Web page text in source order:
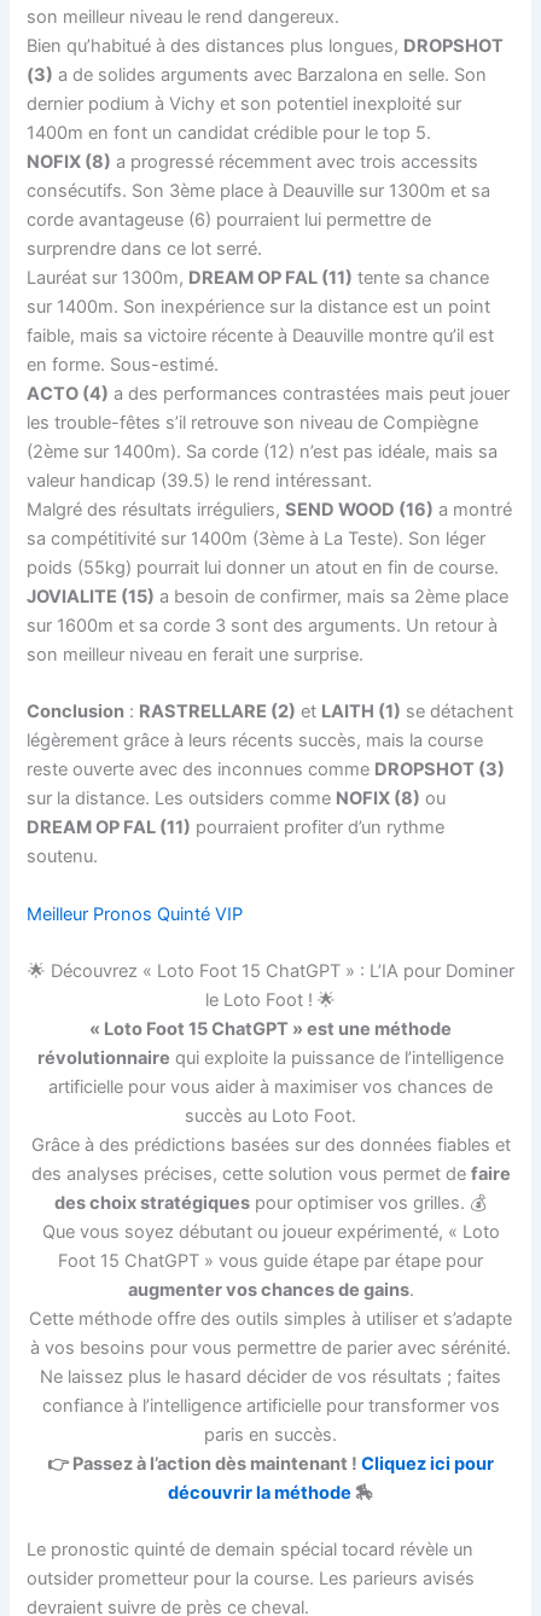
son meilleur niveau le rend dangereux.
Bien qu’habitué à des distances plus longues, DROPSHOT
(3) a de solides arguments avec Barzalona en selle. Son
dernier podium à Vichy et son potentiel inexploité sur
1400m en font un candidat crédible pour le top 5.
NOFIX (8) a progressé récemment avec trois accessits
consécutifs. Son 3ème place à Deauville sur 1300m et sa
corde avantageuse (6) pourraient lui permettre de
surprendre dans ce lot serré.
Lauréat sur 1300m, DREAM OP FAL (11) tente sa chance
sur 1400m. Son inexpérience sur la distance est un point
faible, mais sa victoire récente à Deauville montre qu’il est
en forme. Sous-estimé.
ACTO (4) a des performances contrastées mais peut jouer
les trouble-fêtes s’il retrouve son niveau de Compiègne
(2ème sur 1400m). Sa corde (12) n’est pas idéale, mais sa
valeur handicap (39.5) le rend intéressant.
Malgré des résultats irréguliers,SEND WOOD (16) a montré
sa compétitivité sur 1400m (3ème à La Teste). Son léger
poids (55kg) pourrait lui donner un atout en fin de course.
JOVIALITE (15) a besoin de confirmer, mais sa 2ème place
sur 1600m et sa corde 3 sont des arguments. Un retour à
son meilleur niveau en ferait une surprise.
Conclusion : RASTRELLARE (2) et LAITH (1) se détachent
légèrement grâce à leurs récents succès, mais la course
reste ouverte avec des inconnues comme DROPSHOT (3)
sur la distance. Les outsiders comme NOFIX (8) ou
DREAM OP FAL (11) pourraient profiter d’un rythme
soutenu.
Meilleur Pronos Quinté VIP
🌟 Découvrez « Loto Foot 15 ChatGPT » : L’IA pour Dominer
le Loto Foot ! 🌟
« Loto Foot 15 ChatGPT » est une méthode
révolutionnaire qui exploite la puissance de l’intelligence
artificielle pour vous aider à maximiser vos chances de
succès au Loto Foot.
Grâce à des prédictions basées sur des données fiables et
des analyses précises, cette solution vous permet de faire
des choix stratégiques pour optimiser vos grilles. 💰
Que vous soyez débutant ou joueur expérimenté, « Loto
Foot 15 ChatGPT » vous guide étape par étape pour
augmenter vos chances de gains.
Cette méthode offre des outils simples à utiliser et s’adapte
à vos besoins pour vous permettre de parier avec sérénité.
Ne laissez plus le hasard décider de vos résultats ; faites
confiance à l’intelligence artificielle pour transformer vos
paris en succès.
👉 Passez à l’action dès maintenant ! Cliquez ici pour
découvrir la méthode 🏇
Le pronostic quinté de demain spécial tocard révèle un
outsider prometteur pour la course. Les parieurs avisés
devraient suivre de près ce cheval.